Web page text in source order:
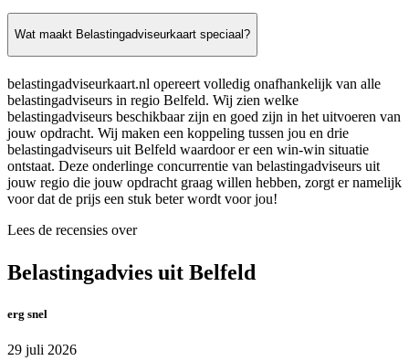
Wat maakt Belastingadviseurkaart speciaal?
belastingadviseurkaart.nl opereert volledig onafhankelijk van alle
belastingadviseurs in regio Belfeld. Wij zien welke
belastingadviseurs beschikbaar zijn en goed zijn in het uitvoeren van
jouw opdracht. Wij maken een koppeling tussen jou en drie
belastingadviseurs uit Belfeld waardoor er een win-win situatie
ontstaat. Deze onderlinge concurrentie van belastingadviseurs uit
jouw regio die jouw opdracht graag willen hebben, zorgt er namelijk
voor dat de prijs een stuk beter wordt voor jou!
Lees de recensies over
Belastingadvies uit Belfeld
erg snel
29 juli 2026